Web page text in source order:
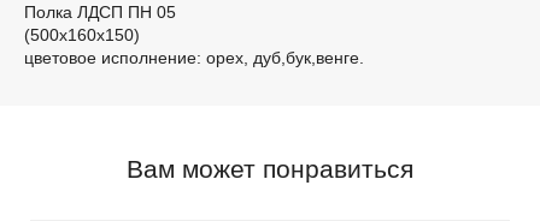
Полка ЛДСП ПН 05
(500х160х150)
цветовое исполнение: орех, дуб,бук,венге.
Вам может понравиться